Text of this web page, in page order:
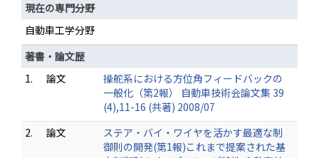
現在の専門分野
自動車工学分野
著書・論文歴
1.
論文
操舵系における方位角フィードバックの
一般化（第2報） 自動車技術会論文集 39
(4),11-16 (共著) 2008/07
2.
論文
ステア・バイ・ワイヤを活かす最適な制
御則の開発(第1報)これまで提案された基